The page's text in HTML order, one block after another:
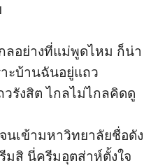
อย่างที่แม่พูดไหม ก็น่า
าะบ้านฉันอยู่แถว
วรังสิต ไกลไม่ไกลคิดดู
นเข้ามหาวิทยาลัยชื่อดัง
สิ นี่ครีมอุตส่าห์ตั้งใจ